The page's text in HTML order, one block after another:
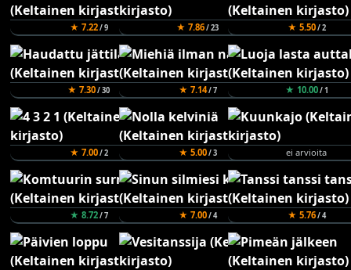
★ 7.22/ 9 ★ 7.86/ 23 ★ 5.50/ 2
★ 7.30/ 30 ★ 7.14/ 7 ★ 10.00/ 1
★ 7.00/ 2 ★ 5.00/ 3 ei arvioita
★ 8.72/ 7 ★ 7.00/ 4 ★ 5.76/ 4